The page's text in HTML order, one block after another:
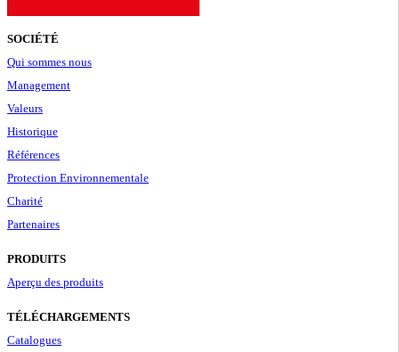
SOCIÉTÉ
Qui sommes nous
Management
Valeurs
Historique
Références
Protection Environnementale
Charité
Partenaires
PRODUITS
Aperçu des produits
TÉLÉCHARGEMENTS
Catalogues